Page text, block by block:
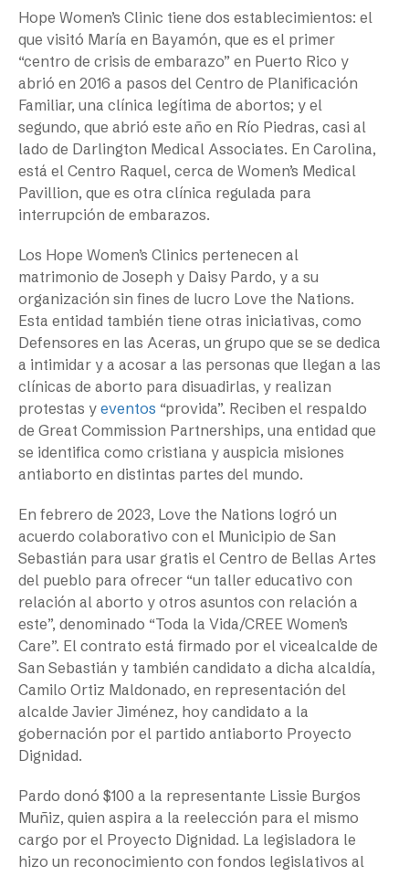
Hope Women’s Clinic tiene dos establecimientos: el
que visitó María en Bayamón, que es el primer
“centro de crisis de embarazo” en Puerto Rico y
abrió en 2016 a pasos del Centro de Planificación
Familiar, una clínica legítima de abortos; y el
segundo, que abrió este año en Río Piedras, casi al
lado de Darlington Medical Associates. En Carolina,
está el Centro Raquel, cerca de Women’s Medical
Pavillion, que es otra clínica regulada para
interrupción de embarazos.
Los Hope Women’s Clinics pertenecen al
matrimonio de Joseph y Daisy Pardo, y a su
organización sin fines de lucro Love the Nations.
Esta entidad también tiene otras iniciativas, como
Defensores en las Aceras, un grupo que se se dedica
a intimidar y a acosar a las personas que llegan a las
clínicas de aborto para disuadirlas, y realizan
protestas y eventos “provida”. Reciben el respaldo
de Great Commission Partnerships, una entidad que
se identifica como cristiana y auspicia misiones
antiaborto en distintas partes del mundo.
En febrero de 2023, Love the Nations logró un
acuerdo colaborativo con el Municipio de San
Sebastián para usar gratis el Centro de Bellas Artes
del pueblo para ofrecer “un taller educativo con
relación al aborto y otros asuntos con relación a
este”, denominado “Toda la Vida/CREE Women’s
Care”. El contrato está firmado por el vicealcalde de
San Sebastián y también candidato a dicha alcaldía,
Camilo Ortiz Maldonado, en representación del
alcalde Javier Jiménez, hoy candidato a la
gobernación por el partido antiaborto Proyecto
Dignidad.
Pardo donó $100 a la representante Lissie Burgos
Muñiz, quien aspira a la reelección para el mismo
cargo por el Proyecto Dignidad. La legisladora le
hizo un reconocimiento con fondos legislativos al